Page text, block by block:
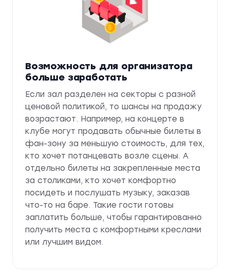
Возможность для организатора
больше заработать
Если зал разделен на секторы с разной
ценовой политикой, то шансы на продажу
возрастают. Например, на концерте в
клубе могут продавать обычные билеты в
фан-зону за меньшую стоимость, для тех,
кто хочет потанцевать возле сцены. А
отдельно билеты на закрепленные места
за столиками, кто хочет комфортно
посидеть и послушать музыку, заказав
что-то на баре. Такие гости готовы
заплатить больше, чтобы гарантированно
получить места с комфортными креслами
или лучшим видом.